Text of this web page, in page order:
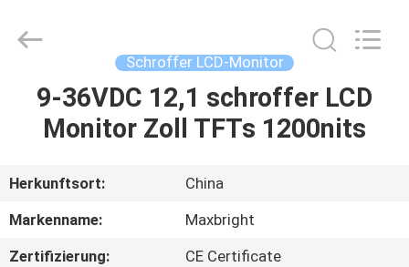
HAUS
ÜBER
UNS
Freien
Fournisseur.
Maxbright
Ltd..
All
Reserved.
Schroffer LCD-Monitor
9-36VDC 12,1 schroffer LCD
Monitor Zoll TFTs 1200nits
Herkunftsort:
China
Markenname:
Maxbright
Zertifizierung:
CE Certificate